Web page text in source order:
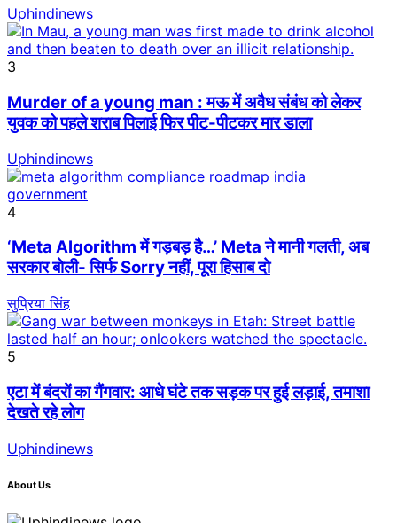
Uphindinews
3
Murder of a young man : मऊ में अवैध संबंध को लेकर
युवक को पहले शराब पिलाई फिर पीट-पीटकर मार डाला
Uphindinews
4
‘Meta Algorithm में गड़बड़ है…’ Meta ने मानी गलती, अब
सरकार बोली- सिर्फ Sorry नहीं, पूरा हिसाब दो
सुप्रिया सिंह
5
एटा में बंदरों का गैंगवार: आधे घंटे तक सड़क पर हुई लड़ाई, तमाशा
देखते रहे लोग
Uphindinews
About Us